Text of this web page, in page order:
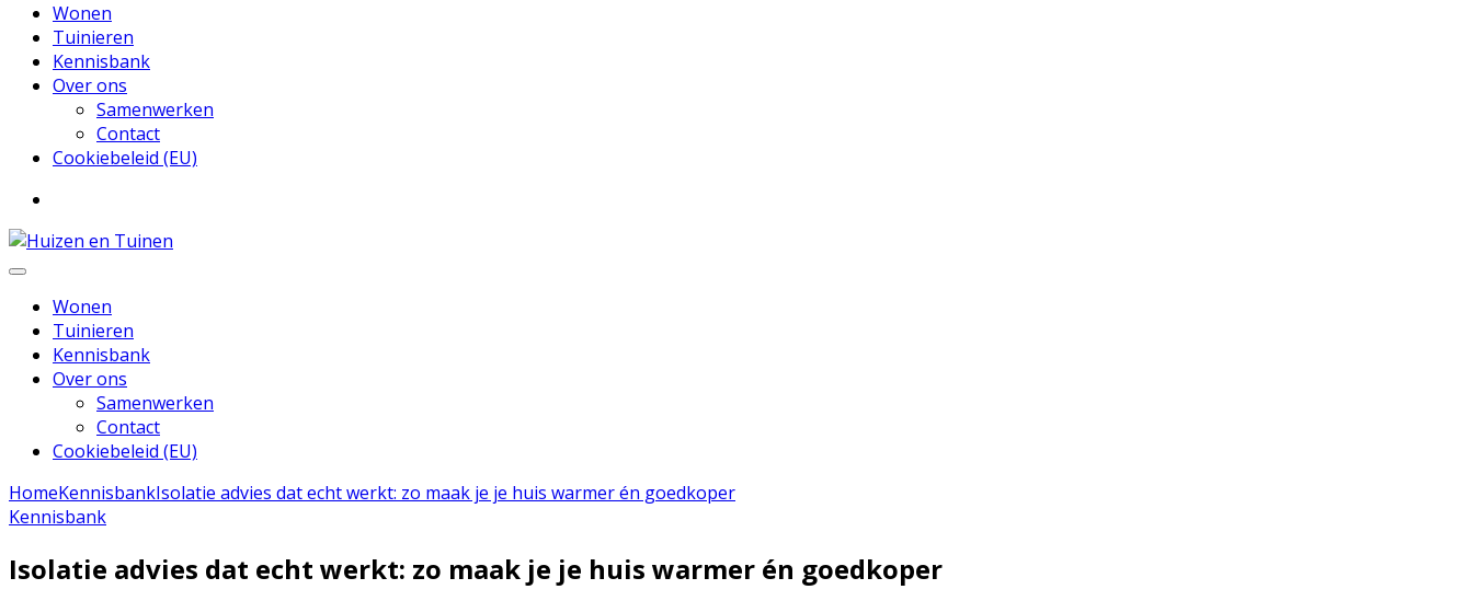
Wonen
Tuinieren
Kennisbank
Over ons
Samenwerken
Contact
Cookiebeleid (EU)
Huizen en Tuinen
Inspiratie voor wonen en tuinieren
Wonen
Tuinieren
Kennisbank
Over ons
Samenwerken
Contact
Cookiebeleid (EU)
HomeKennisbankIsolatie advies dat echt werkt: zo maak je je huis warmer én goedkoper
Kennisbank
Isolatie advies dat echt werkt: zo maak je je huis warmer én goedkoper